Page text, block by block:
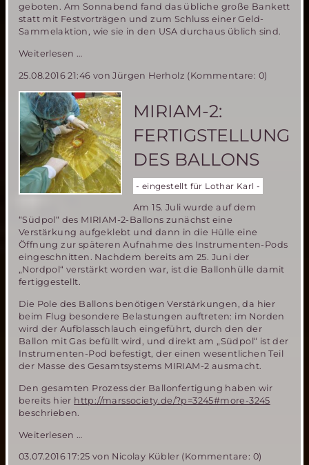
geboten. Am Sonnabend fand das übliche große Bankett
statt mit Festvorträgen und zum Schluss einer Geld-
Sammelaktion, wie sie in den USA durchaus üblich sind.
Weiterlesen …
der
Marserkundung-
die
19.Mars
Society
Konferenz
in
Washington
25.08.2016 21:46 von Jürgen Herholz (Kommentare: 0)
MIRIAM-2:
FERTIGSTELLUNG
DES BALLONS
- eingestellt für Lothar Karl -
Am 15. Juli wurde auf dem
“Südpol“ des MIRIAM-2-Ballons zunächst eine
Verstärkung aufgeklebt und dann in die Hülle eine
Öffnung zur späteren Aufnahme des Instrumenten-Pods
eingeschnitten. Nachdem bereits am 25. Juni der
„Nordpol“ verstärkt worden war, ist die Ballonhülle damit
fertiggestellt.
Die Pole des Ballons benötigen Verstärkungen, da hier
beim Flug besondere Belastungen auftreten: im Norden
wird der Aufblasschlauch eingeführt, durch den der
Ballon mit Gas befüllt wird, und direkt am „Südpol“ ist der
Instrumenten-Pod befestigt, der einen wesentlichen Teil
der Masse des Gesamtsystems MIRIAM-2 ausmacht.
Den gesamten Prozess der Ballonfertigung haben wir
bereits hier http://marssociety.de/?p=3245#more-3245
beschrieben.
Weiterlesen …
Fertigstellung
03.07.2016 17:25 von Nicolay Kübler (Kommentare: 0)